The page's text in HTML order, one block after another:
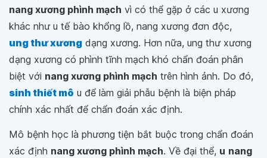
nang xương phình mạch vì có thể gặp ở các u xương
khác như u tế bào khổng lồ, nang xương đơn độc,
ung thư xương dạng xương. Hơn nữa, ung thư xương
dạng xương có phình tĩnh mạch khó chẩn đoán phân
biệt với nang xương phình mạch trên hình ảnh. Do đó,
sinh thiết mô u để làm giải phẫu bệnh là biện pháp
chính xác nhất để chẩn đoán xác định.
Mô bệnh học là phương tiện bắt buộc trong chẩn đoán
xác định nang xương phình mạch. Về đại thể, u nang